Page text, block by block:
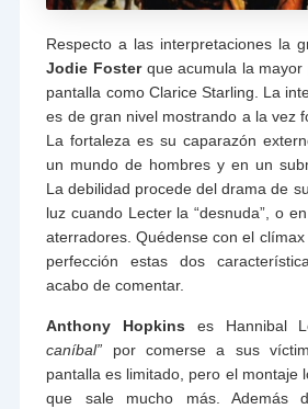
Respecto a las interpretaciones la
Jodie Fosterque acumula la mayor
pantalla como Clarice Starling. La
es de gran nivel mostrando a la vez
La fortaleza es su caparazón
un mundo de hombres y en un
La debilidad procede del drama de
luz cuando Lecter la “desnuda”, o
aterradores. Quédense con el
perfección estas dos
acabo de comentar.
Anthony Hopkins es Hannibal
caníbal” por comerse a sus
pantalla es limitado, pero el montaje
que sale mucho más. Además